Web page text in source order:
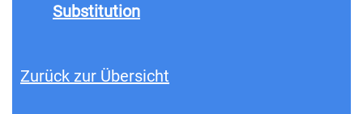
Substitution
Zurück zur Übersicht